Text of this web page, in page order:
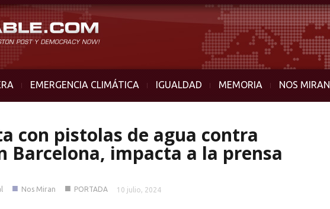
EMERGENCIA CLIMÁTICA IGUALDAD MEMORIA NOS MIRAN
con pistolas de agua contra
Barcelona, impacta a la prensa
■ Nos Miran ■ PORTADA 10 julio, 2024